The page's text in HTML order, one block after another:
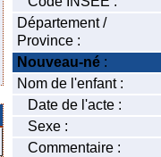
Département /
Province :
Nouveau-né :
Nom de l'enfant :
Date de l'acte :
Sexe :
Commentaire :